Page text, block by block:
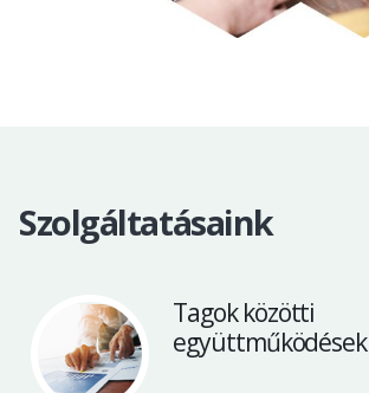
Szolgáltatásaink
Tagok közötti
együttműködések